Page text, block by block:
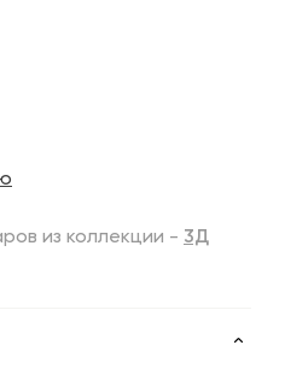
из коллекции - 3Д